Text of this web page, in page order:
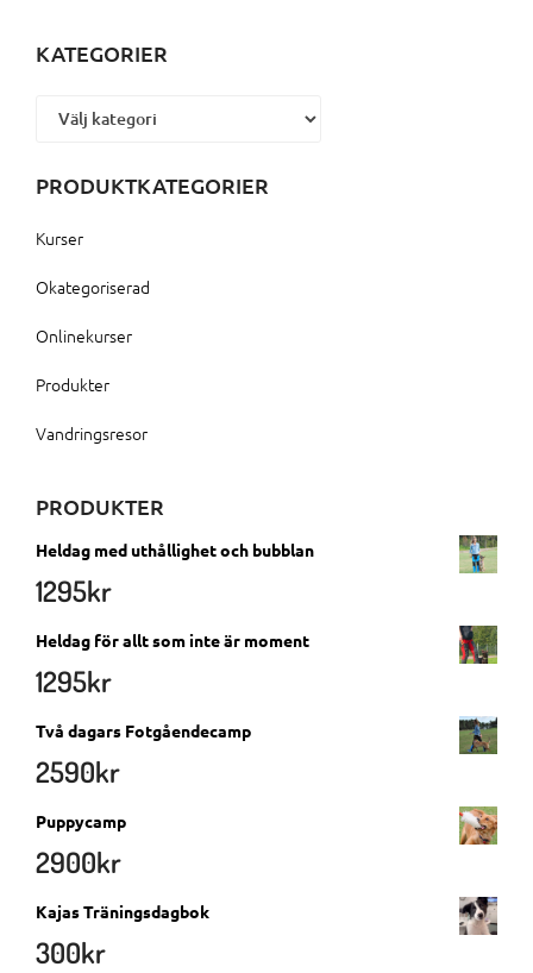
KATEGORIER
Kategorier
PRODUKTKATEGORIER
Kurser
Okategoriserad
Onlinekurser
Produkter
Vandringsresor
PRODUKTER
Heldag med uthållighet och bubblan
1295kr
Heldag för allt som inte är moment
1295kr
Två dagars Fotgåendecamp
2590kr
Puppycamp
2900kr
Kajas Träningsdagbok
300kr